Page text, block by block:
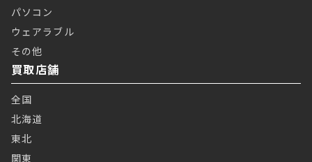
パソコン
ウェアラブル
その他
買取店舗
全国
北海道
東北
関東